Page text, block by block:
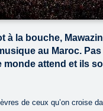
à la bouche,
au Maroc. Pas
attend et ils
de ceux qu’on croise